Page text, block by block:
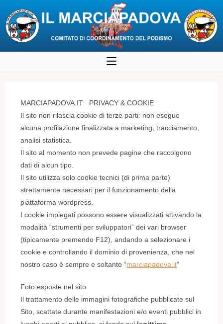
al
MARCIAPADOVA.IT PRIVACY & COOKIE
Il sito non rilascia cookie di terze parti: non esegue
alcuna profilazione finalizzata a marketing, tracciamento,
analisi statistica.
Il sito al momento non prevede pagine che raccolgono
dati di alcun tipo.
Il sito utilizza solo cookie tecnici (di prima parte)
strettamente necessari per il funzionamento della
piattaforma wordpress.
I cookie impiegati possono essere visualizzati attivando la
modalità “strumenti per sviluppatori” dei vari browser
(tipicamente premendo F12), andando a selezionare i
cookie e controllando il dominio di provenienza, che nel
nostro caso è sempre e soltanto “marciapadova.it“
Foto esposte nel sito:
Il trattamento delle immagini fotografiche pubblicate sul
Sito, scattate durante manifestazioni e/o eventi pubblici in